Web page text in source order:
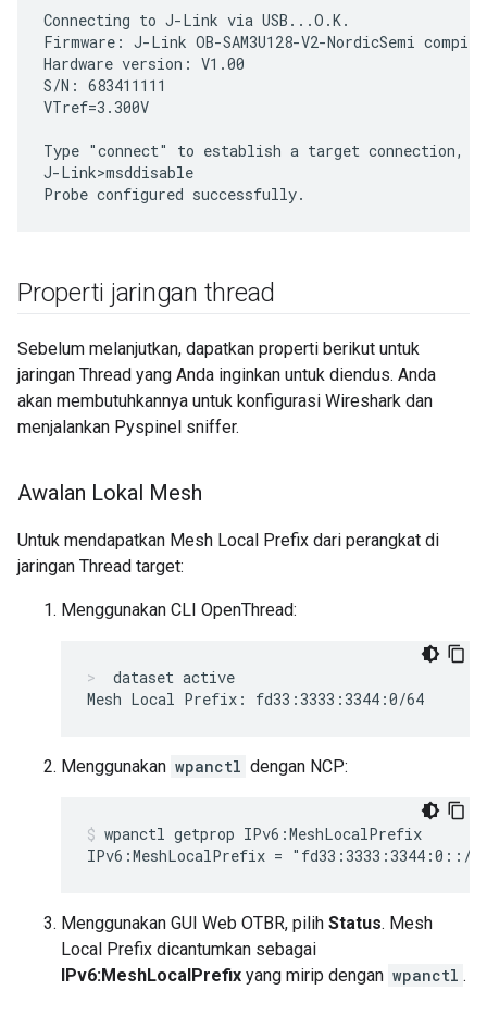
Connecting to J-Link via USB...O.K.
Firmware: J-Link OB-SAM3U128-V2-NordicSemi
Hardware version: V1.00
S/N: 683411111
VTref=3.300V
Type "connect" to establish a target connection,
J-Link>msddisable
Properti jaringan thread
Sebelum melanjutkan, dapatkan properti berikut untuk
jaringan Thread yang Anda inginkan untuk diendus. Anda
akan membutuhkannya untuk konfigurasi Wireshark dan
menjalankan Pyspinel sniffer.
Awalan Lokal Mesh
Untuk mendapatkan Mesh Local Prefix dari perangkat di
jaringan Thread target:
Menggunakan CLI OpenThread:
dataset active
Menggunakan wpanctl dengan NCP:
wpanctl getprop IPv6:MeshLocalPrefix
Menggunakan GUI Web OTBR, pilih Status. Mesh
Local Prefix dicantumkan sebagai
IPv6:MeshLocalPrefix yang mirip dengan wpanctl .